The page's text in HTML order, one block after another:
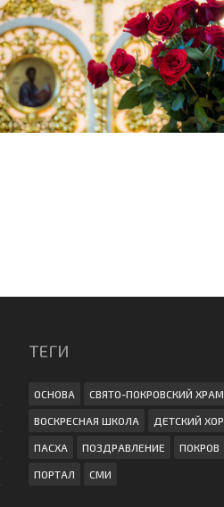
ТЕГИ
ОСНОВА СВЯТО-ПОКРОВСКИЙ ХРАМ
ВОСКРЕСНАЯ ШКОЛА ДЕТСКИЙ ХОР
ПАСХА ПОЗДРАВЛЕНИЕ ПОКРОВ
ПОРТАЛ СМИ